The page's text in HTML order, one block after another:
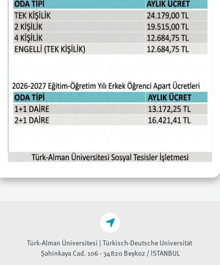
Türk-Alman Üniversitesi | Türkisch-Deutsche Universität
Şahinkaya Cad. 106 - 34820 Beykoz / İSTANBUL